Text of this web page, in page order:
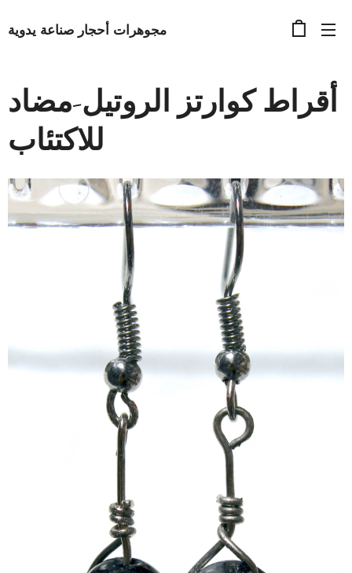
مجوهرات أحجار صناعة يدوية
أقراط كوارتز الروتيل-مضاد
للاكتئاب